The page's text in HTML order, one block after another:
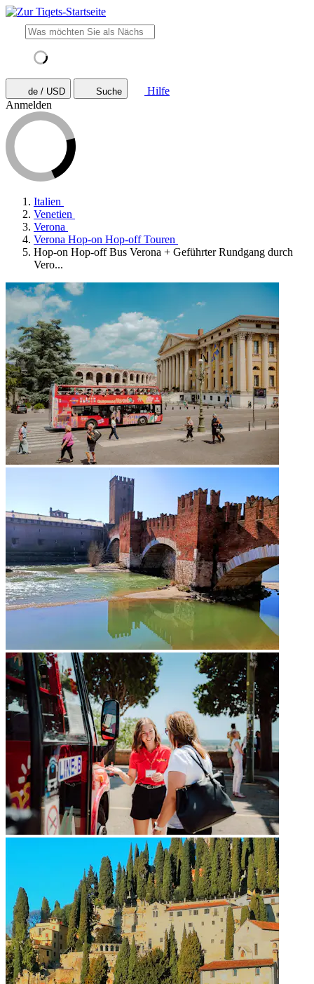
de / USD Suche
Hilfe
Anmelden
Italien
Venetien
Verona
Verona Hop-on Hop-off Touren
Hop-on Hop-off Bus Verona + Geführter Rundgang durch
Vero...